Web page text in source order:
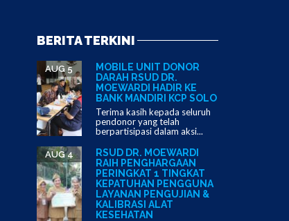
BERITA TERKINI
MOBILE UNIT DONOR
DARAH RSUD DR.
MOEWARDI HADIR KE
BANK MANDIRI KCP SOLO
AUG 5
Terima kasih kepada seluruh
pendonor yang telah
berpartisipasi dalam aksi...
RSUD DR. MOEWARDI
RAIH PENGHARGAAN
PERINGKAT 1 TINGKAT
KEPATUHAN PENGGUNA
LAYANAN PENGUJIAN &
KALIBRASI ALAT
KESEHATAN
AUG 4